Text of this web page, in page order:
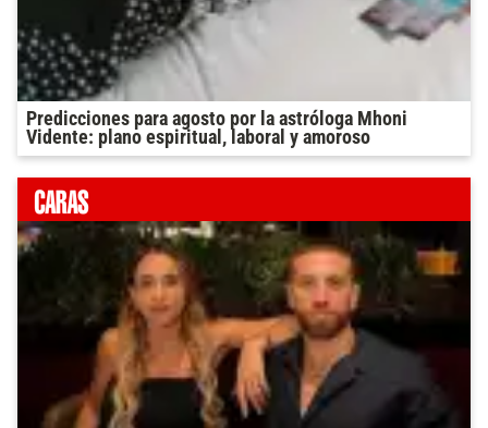
Predicciones para agosto por la astróloga Mhoni
Vidente: plano espiritual, laboral y amoroso